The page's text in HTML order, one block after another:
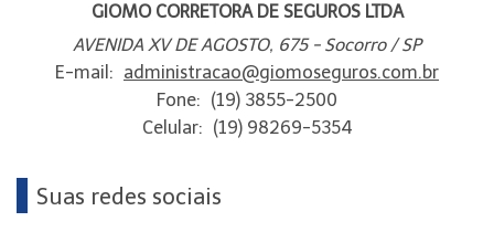
GIOMO CORRETORA DE SEGUROS LTDA
AVENIDA XV DE AGOSTO, 675 - Socorro / SP
E-mail: administracao@giomoseguros.com.br
Fone: (19) 3855-2500
Celular: (19) 98269-5354
Suas redes sociais